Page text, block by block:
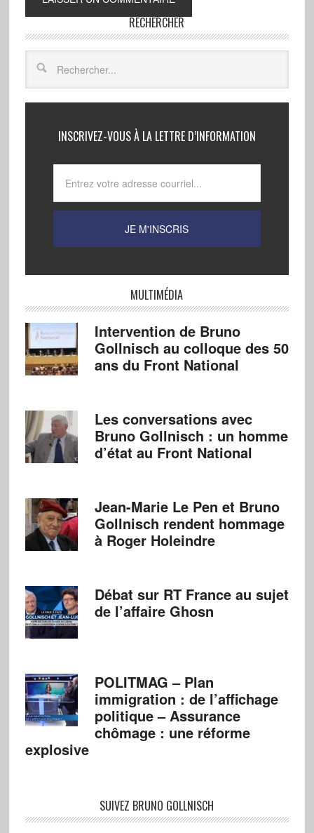
RECHERCHER
INSCRIVEZ-VOUS À LA LETTRE D’INFORMATION
MULTIMÉDIA
Intervention de Bruno
Gollnisch au colloque des 50
ans du Front National
Les conversations avec
Bruno Gollnisch : un homme
d’état au Front National
Jean-Marie Le Pen et Bruno
Gollnisch rendent hommage
à Roger Holeindre
Débat sur RT France au sujet
de l’affaire Ghosn
POLITMAG – Plan
immigration : de l’affichage
politique – Assurance
chômage : une réforme
explosive
SUIVEZ BRUNO GOLLNISCH